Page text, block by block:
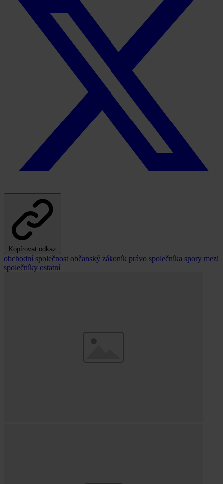
Kopírovat odkaz
obchodní společnost občanský zákoník právo společníka spory mezi
společníky ostatní